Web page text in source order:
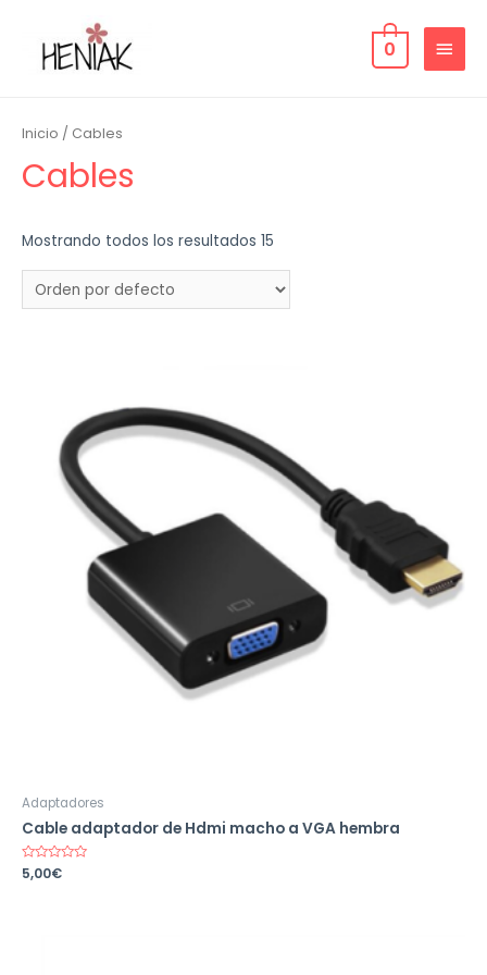
0
Inicio / Cables
Cables
Mostrando todos los resultados 15
Adaptadores
Cable adaptador de Hdmi macho a VGA hembra
Valorado
en
5,00€